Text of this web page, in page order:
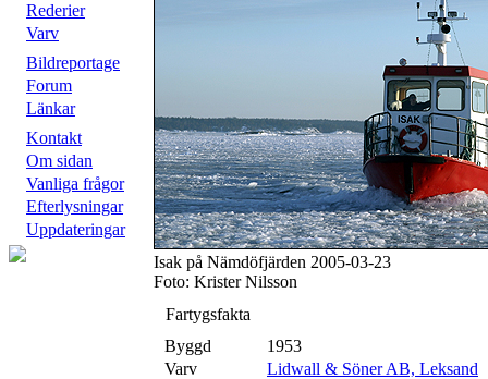
Rederier
Varv
Bildreportage
Forum
Länkar
Kontakt
Om sidan
Vanliga frågor
Efterlysningar
Uppdateringar
Isak på Nämdöfjärden 2005-03-23
Foto: Krister Nilsson
Fartygsfakta
Byggd
1953
Varv
Lidwall & Söner AB, Leksand